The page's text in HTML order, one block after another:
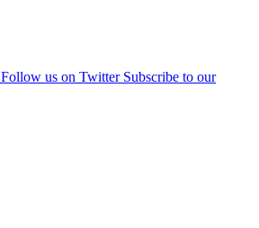
Follow us on Twitter Subscribe to our